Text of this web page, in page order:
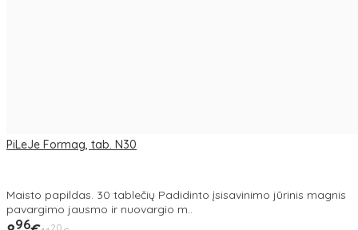
PiLeJe Formag, tab. N30
Maisto papildas. 30 tablečių Padidinto įsisavinimo jūrinis magnis
pavargimo jausmo ir nuovargio m..
96